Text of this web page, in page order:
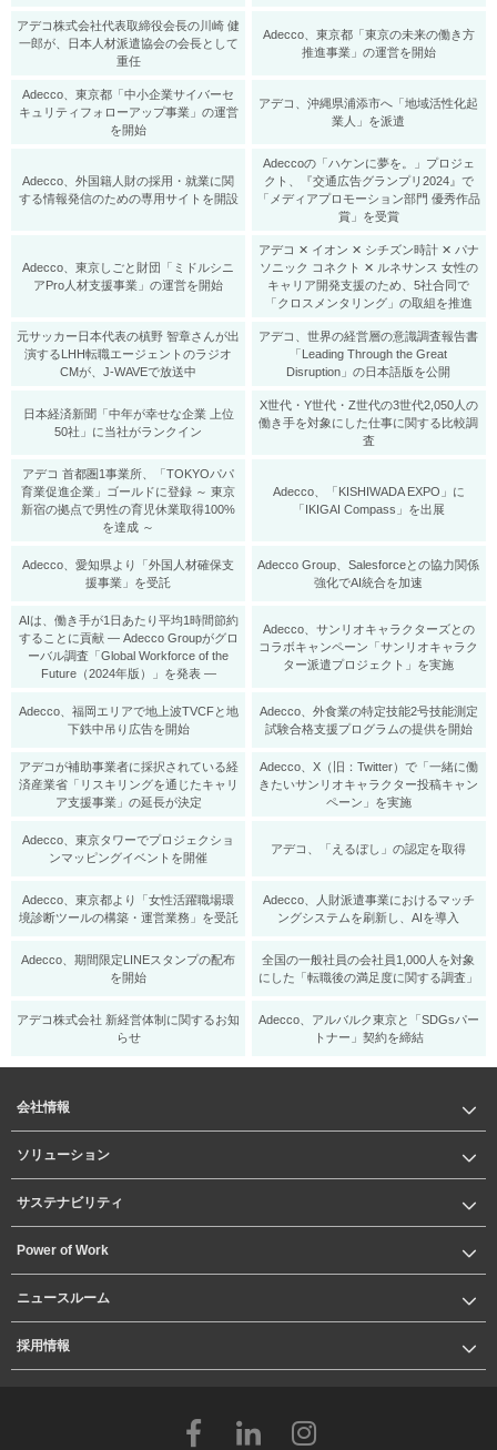
アデコ株式会社代表取締役会長の川崎 健
一郎が、日本人材派遣協会の会長として
重任
Adecco、東京都「東京の未来の働き方
推進事業」の運営を開始
Adecco、東京都「中小企業サイバーセ
キュリティフォローアップ事業」の運営
を開始
アデコ、沖縄県浦添市へ「地域活性化起
業人」を派遣
Adecco、外国籍人財の採用・就業に関
する情報発信のための専用サイトを開設
Adeccoの「ハケンに夢を。」プロジェ
クト、『交通広告グランプリ2024』で
「メディアプロモーション部門 優秀作品
賞」を受賞
Adecco、東京しごと財団「ミドルシニ
アPro人材支援事業」の運営を開始
アデコ ✕ イオン ✕ シチズン時計 ✕ パナ
ソニック コネクト ✕ ルネサンス 女性の
キャリア開発支援のため、5社合同で
「クロスメンタリング」の取組を推進
元サッカー日本代表の槙野 智章さんが出
演するLHH転職エージェントのラジオ
CMが、J-WAVEで放送中
アデコ、世界の経営層の意識調査報告書
「Leading Through the Great
Disruption」の日本語版を公開
日本経済新聞「中年が幸せな企業 上位
50社」に当社がランクイン
X世代・Y世代・Z世代の3世代2,050人の
働き手を対象にした仕事に関する比較調
査
アデコ 首都圏1事業所、「TOKYOパパ
育業促進企業」ゴールドに登録 ～ 東京
新宿の拠点で男性の育児休業取得100%
を達成 ～
Adecco、「KISHIWADA EXPO」に
「IKIGAI Compass」を出展
Adecco、愛知県より「外国人材確保支
援事業」を受託
Adecco Group、Salesforceとの協力関係
強化でAI統合を加速
AIは、働き手が1日あたり平均1時間節約
することに貢献 ― Adecco Groupがグロ
ーバル調査「Global Workforce of the
Future（2024年版）」を発表 ―
Adecco、サンリオキャラクターズとの
コラボキャンペーン「サンリオキャラク
ター派遣プロジェクト」を実施
Adecco、福岡エリアで地上波TVCFと地
下鉄中吊り広告を開始
Adecco、外食業の特定技能2号技能測定
試験合格支援プログラムの提供を開始
アデコが補助事業者に採択されている経
済産業省「リスキリングを通じたキャリ
ア支援事業」の延長が決定
Adecco、X（旧：Twitter）で「一緒に働
きたいサンリオキャラクター投稿キャン
ペーン」を実施
Adecco、東京タワーでプロジェクショ
ンマッピングイベントを開催
アデコ、「えるぼし」の認定を取得
Adecco、東京都より「女性活躍職場環
境診断ツールの構築・運営業務」を受託
Adecco、人財派遣事業におけるマッチ
ングシステムを刷新し、AIを導入
Adecco、期間限定LINEスタンプの配布
を開始
全国の一般社員の会社員1,000人を対象
にした「転職後の満足度に関する調査」
アデコ株式会社 新経営体制に関するお知
らせ
Adecco、アルバルク東京と「SDGsパー
トナー」契約を締結
会社情報
ソリューション
サステナビリティ
Power of Work
ニュースルーム
採用情報